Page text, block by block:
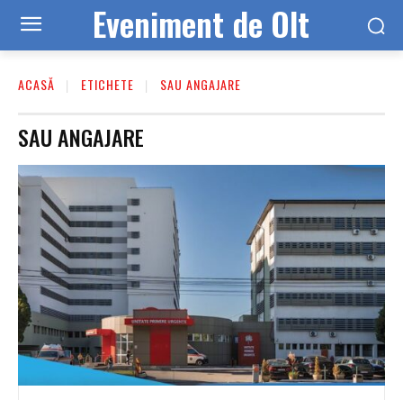
Eveniment de Olt
ACASĂ ETICHETE SAU ANGAJARE
SAU ANGAJARE